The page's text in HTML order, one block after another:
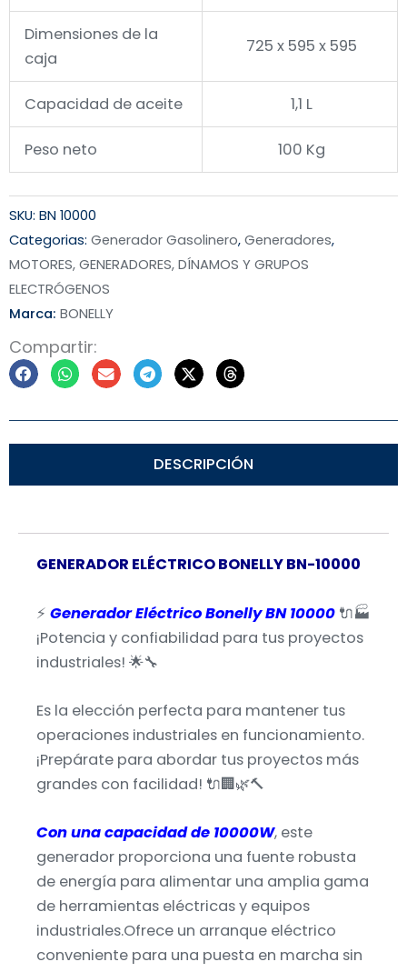
Dimensiones de la
caja
725 x 595 x 595
Capacidad de aceite 1,1 L
Peso neto 100 Kg
SKU: BN 10000
Categorias: Generador Gasolinero,Generadores,
MOTORES, GENERADORES, DÍNAMOS Y GRUPOS
ELECTRÓGENOS
Marca: BONELLY
Compartir:
DESCRIPCIÓN
GENERADOR ELÉCTRICO BONELLY BN-10000
⚡ Generador Eléctrico Bonelly BN 10000 🔌🏭
¡Potencia y confiabilidad para tus proyectos
industriales! 🌟🔧
Es la elección perfecta para mantener tus
operaciones industriales en funcionamiento.
¡Prepárate para abordar tus proyectos más
grandes con facilidad! 🔌🏢🌿🔨
Con una capacidad de 10000W, este
generador proporciona una fuente robusta
de energía para alimentar una amplia gama
de herramientas eléctricas y equipos
industriales.Ofrece un arranque eléctrico
conveniente para una puesta en marcha sin